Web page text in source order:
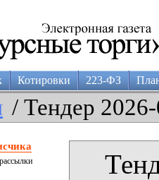
Котировки 223-ФЗ
/ Тендер